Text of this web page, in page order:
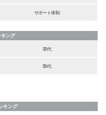
サポート体制
ング
30代
50代
キング